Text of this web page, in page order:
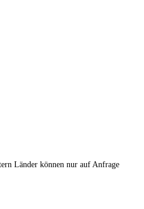
Länder können nur auf Anfrage